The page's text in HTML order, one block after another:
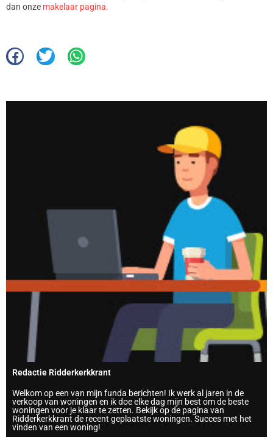
dan onze makelaar pagina.
Redactie Ridderkerkkrant
Welkom op een van mijn funda berichten! Ik werk al jaren in de
verkoop van woningen en ik doe elke dag mijn best om de beste
woningen voor je klaar te zetten. Bekijk op de pagina van
Ridderkerkkrant de recent geplaatste woningen. Succes met het
vinden van een woning!